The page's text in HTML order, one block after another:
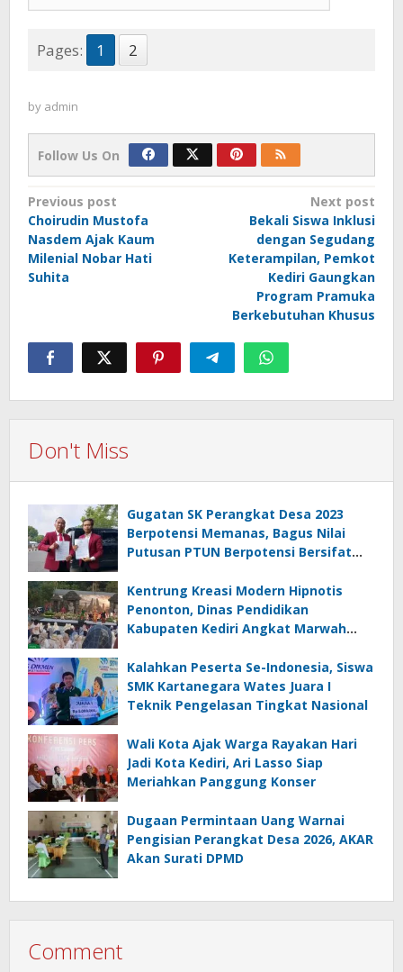
Pages: 1 2
by admin
Follow Us On
Post
navigation
Previous post
Choirudin Mustofa
Nasdem Ajak Kaum
Milenial Nobar Hati
Suhita
Next post
Bekali Siswa Inklusi
dengan Segudang
Keterampilan, Pemkot
Kediri Gaungkan
Program Pramuka
Berkebutuhan Khusus
Don't Miss
Gugatan SK Perangkat Desa 2023
Berpotensi Memanas, Bagus Nilai
Putusan PTUN Berpotensi Bersifat
Kentrung Kreasi Modern Hipnotis
Penonton, Dinas Pendidikan
Kabupaten Kediri Angkat Marwah
Kalahkan Peserta Se-Indonesia, Siswa
SMK Kartanegara Wates Juara I
Teknik Pengelasan Tingkat Nasional
Wali Kota Ajak Warga Rayakan Hari
Jadi Kota Kediri, Ari Lasso Siap
Meriahkan Panggung Konser
Dugaan Permintaan Uang Warnai
Pengisian Perangkat Desa 2026, AKAR
Akan Surati DPMD
Comment